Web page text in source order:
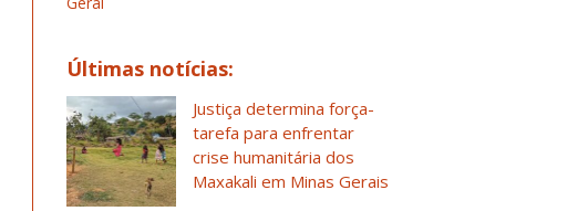
Últimas notícias:
Justiça determina força-
tarefa para enfrentar
crise humanitária dos
Maxakali em Minas Gerais